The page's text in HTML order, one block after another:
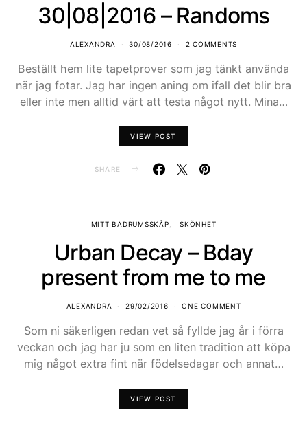
30|08|2016 – Randoms
ALEXANDRA 30/08/2016 2 COMMENTS
Beställt hem lite tapetprover som jag tänkt använda
när jag fotar. Jag har ingen aning om ifall det blir bra
eller inte men alltid värt att testa något nytt. Mina…
VIEW POST
SHARE
MITT BADRUMSSKÅP SKÖNHET
Urban Decay – Bday
present from me to me
ALEXANDRA 29/02/2016 ONE COMMENT
Som ni säkerligen redan vet så fyllde jag år i förra
veckan och jag har ju som en liten tradition att köpa
mig något extra fint när födelsedagar och annat…
VIEW POST